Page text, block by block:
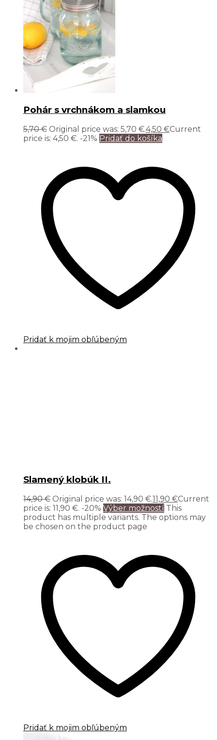
Pohár s vrchnákom a slamkou
5,70€ Original price was: 5,70 €.4,50 €Current
price is: 4,50 €. -21% Pridať do košíka
Pridať k mojim obľúbeným
Slamený klobúk II.
14,90€ Original price was: 14,90 €.11,90 €Current
price is: 11,90 €. -20% Výber možností This
product has multiple variants. The options may
be chosen on the product page
Pridať k mojim obľúbeným